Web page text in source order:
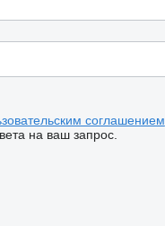
соглашением
на ваш запрос.